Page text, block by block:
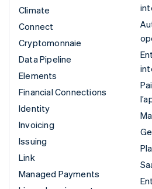
Climate
Connect
Cryptomonnaie
Data Pipeline
Elements
Financial Connections
Identity
Invoicing
Issuing
Link
Managed Payments